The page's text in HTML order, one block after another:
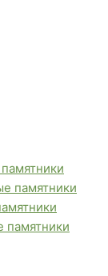
памятники
памятники